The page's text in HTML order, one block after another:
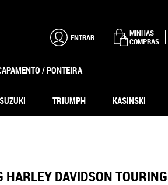
ENTRAR
MINHAS
COMPRAS
/ PONTEIRA
SUZUKI TRIUMPH KASINSKI
DAVIDSON TOURING